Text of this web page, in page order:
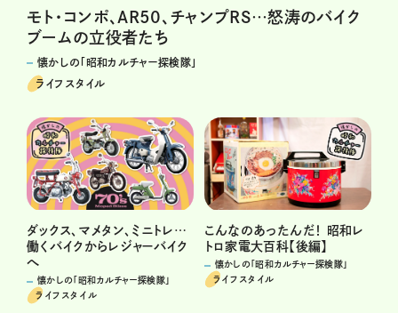
モト・コンポ、AR50、チャンプRS…怒涛のバイク
ブームの立役者たち
懐かしの「昭和カルチャー探検隊」
ライフスタイル
ダックス、マメタン、ミニトレ…
働くバイクからレジャーバイク
へ
懐かしの「昭和カルチャー探検隊」
ライフスタイル
こんなのあったんだ！ 昭和レ
トロ家電大百科【後編】
懐かしの「昭和カルチャー探検隊」
ライフスタイル